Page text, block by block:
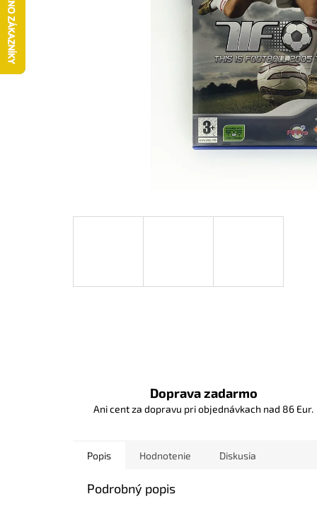
Doprava zadarmo
Ani cent za dopravu pri objednávkach nad 86 Eur.
Popis Hodnotenie Diskusia
Podrobný popis